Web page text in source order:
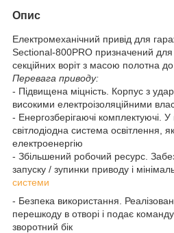
Опис
Електромеханічний привід для
Sectional-800PRO призначений для
секційних воріт з масою полотна до
Перевага приводу:
- Підвищена міцність. Корпус з
високими електроізоляційними
- Енергозберігаючі комплектуючі. У
світлодіодна система освітлення,
електроенергію
- Збільшений робочий ресурс.
запуску / зупинки приводу і
системи
- Безпека використання.
перешкоду в отворі і подає
зворотний бік